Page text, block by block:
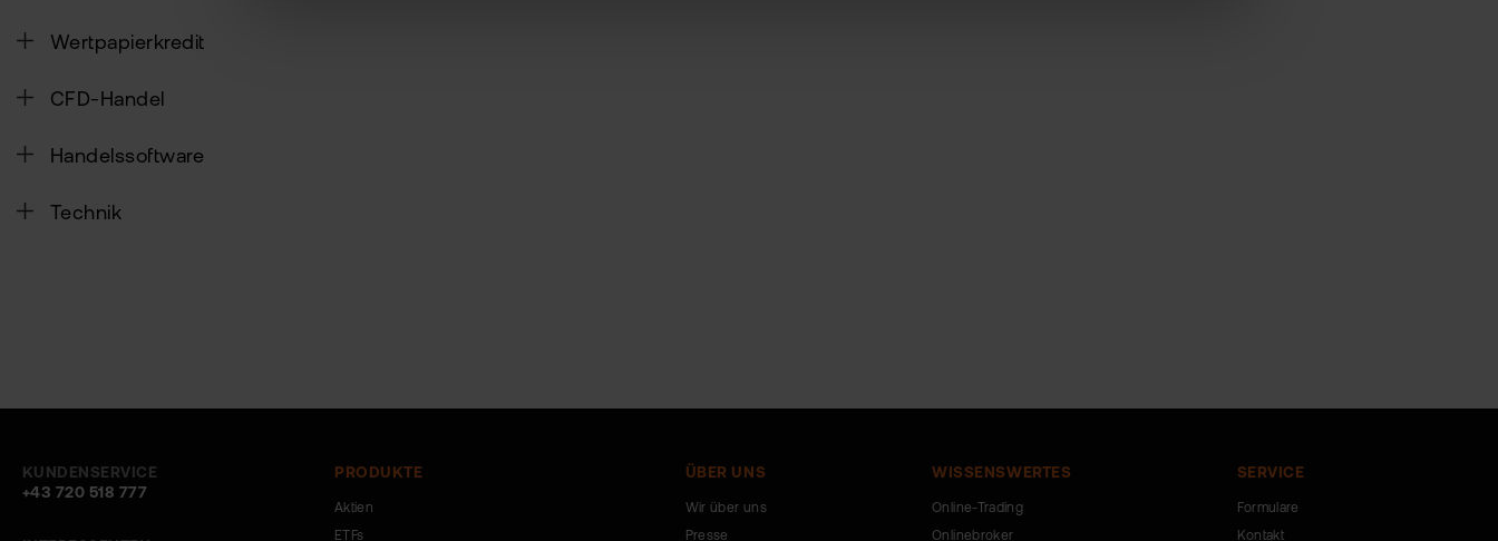
Wertpapierkredit
CFD-Handel
Handelssoftware
Technik
KUNDENSERVICE
+43 720 518 777
PRODUKTE
Aktien
ETFs
ÜBER UNS
Wir über uns
Presse
WISSENSWERTES
Online-Trading
Onlinebroker
SERVICE
Formulare
Kontakt